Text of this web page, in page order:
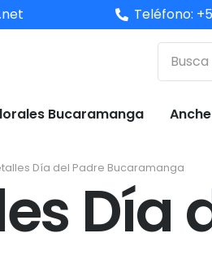
Teléfono:
Bucaramanga
Día del Padre Bucaramanga
Día